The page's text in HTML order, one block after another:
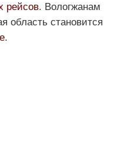
рейсов. Вологжанам
область становится
.